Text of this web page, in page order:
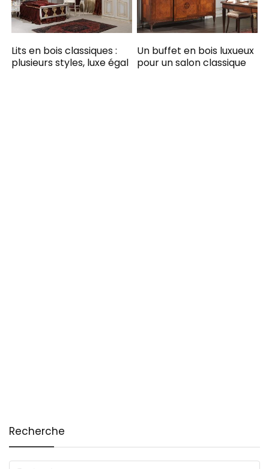
Lits en bois classiques :
plusieurs styles, luxe égal
Un buffet en bois luxueux
pour un salon classique
Recherche